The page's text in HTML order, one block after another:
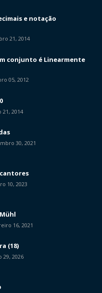
e notação
21, 2014
conjunto é Linearmente
05, 2012
21, 2014
30, 2021
10, 2023
16, 2021
(18)
29, 2026